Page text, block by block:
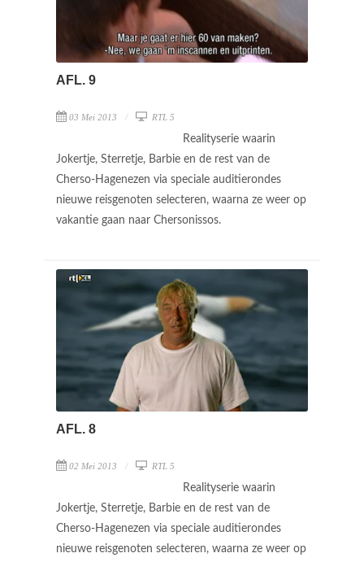
AFL. 9
03 Mei 2013 RTL 5
Realityserie waarin
Jokertje, Sterretje, Barbie en de rest van de
Cherso-Hagenezen via speciale auditierondes
nieuwe reisgenoten selecteren, waarna ze weer op
vakantie gaan naar Chersonissos.
AFL. 8
02 Mei 2013 RTL 5
Realityserie waarin
Jokertje, Sterretje, Barbie en de rest van de
Cherso-Hagenezen via speciale auditierondes
nieuwe reisgenoten selecteren, waarna ze weer op